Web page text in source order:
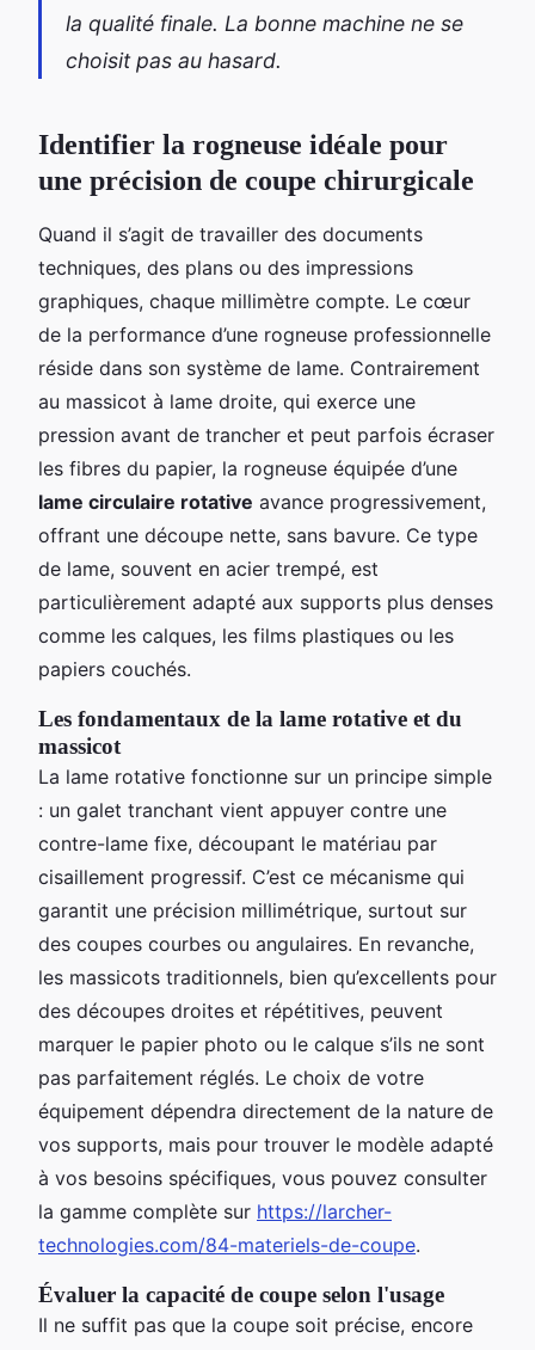
la qualité finale. La bonne machine ne se
choisit pas au hasard.
Identifier la rogneuse idéale pour
une précision de coupe chirurgicale
Quand il s’agit de travailler des documents
techniques, des plans ou des impressions
graphiques, chaque millimètre compte. Le cœur
de la performance d’une rogneuse professionnelle
réside dans son système de lame. Contrairement
au massicot à lame droite, qui exerce une
pression avant de trancher et peut parfois écraser
les fibres du papier, la rogneuse équipée d’une
lame circulaire rotative avance progressivement,
offrant une découpe nette, sans bavure. Ce type
de lame, souvent en acier trempé, est
particulièrement adapté aux supports plus denses
comme les calques, les films plastiques ou les
papiers couchés.
Les fondamentaux de la lame rotative et du
massicot
La lame rotative fonctionne sur un principe simple
: un galet tranchant vient appuyer contre une
contre-lame fixe, découpant le matériau par
cisaillement progressif. C’est ce mécanisme qui
garantit une précision millimétrique, surtout sur
des coupes courbes ou angulaires. En revanche,
les massicots traditionnels, bien qu’excellents pour
des découpes droites et répétitives, peuvent
marquer le papier photo ou le calque s’ils ne sont
pas parfaitement réglés. Le choix de votre
équipement dépendra directement de la nature de
vos supports, mais pour trouver le modèle adapté
à vos besoins spécifiques, vous pouvez consulter
la gamme complète sur https://larcher-
technologies.com/84-materiels-de-coupe.
Évaluer la capacité de coupe selon l'usage
Il ne suffit pas que la coupe soit précise, encore